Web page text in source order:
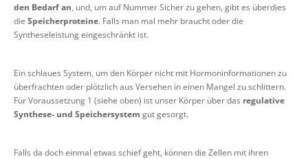
den Bedarf an, und, um auf Nummer Sicher zu gehen, gibt es überdies
die Speicherproteine. Falls man mal mehr braucht oder die
Syntheseleistung eingeschränkt ist.
Ein schlaues System, um den Körper nicht mit Hormoninformationen zu
überfrachten oder plötzlich aus Versehen in einen Mangel zu schlittern.
Für Voraussetzung 1 (siehe oben) ist unser Körper über das regulative
Synthese- und Speichersystem gut gesorgt.
Falls da doch einmal etwas schief geht, können die Zellen mit ihren